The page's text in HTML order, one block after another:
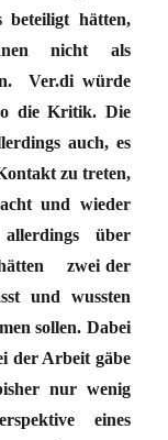
hätten,
nicht als
Ver.di würde
die Kritik. Die
auch, es
zu treten,
und wieder
über
hätten zwei der
und wussten
sollen. Dabei
der Arbeit gäbe
nur wenig
eines